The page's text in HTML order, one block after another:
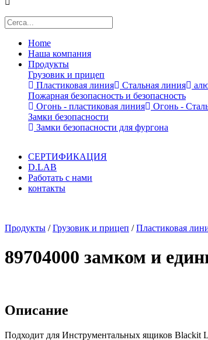
Home
Наша компания
Продукты
Грузовик и прицеп
Пластиковая линия
Стальная линия
Пожарная безопасность и безопасность
Огонь - пластиковая линия
Огонь -
Замки безопасности
Замки безопасности для фургона
СЕРТИФИКАЦИЯ
D.LAB
Работать с нами
контакты
Продукты /Грузовик и прицеп /Пластиковая
89704000 замком и
Описание
Подходит для Инструментальных ящиков Blackit